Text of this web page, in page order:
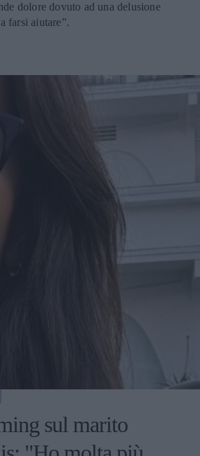
dolore dovuto ad una delusione
farsi aiutare”.
sul marito